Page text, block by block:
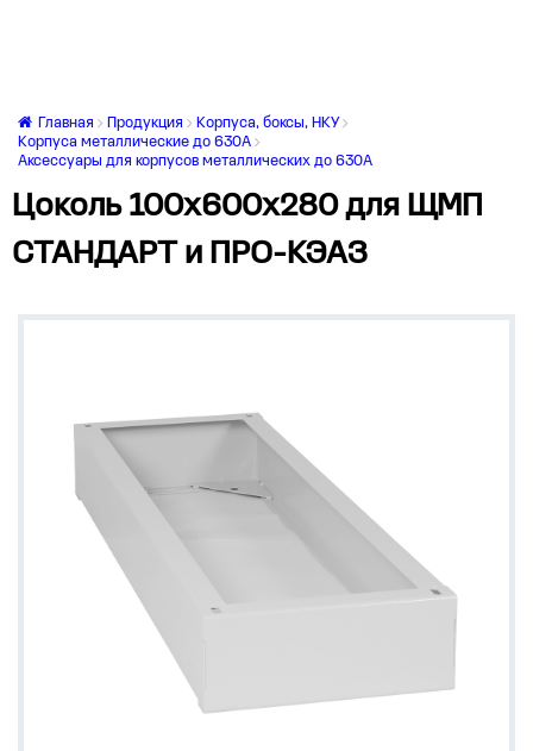
Главная Продукция
Корпуса, боксы, НКУ
Корпуса металлические до 630А
Аксессуары для корпусов металлических до 630А
Цоколь 100х600х280 для ЩМП
СТАНДАРТ и ПРО-КЭАЗ